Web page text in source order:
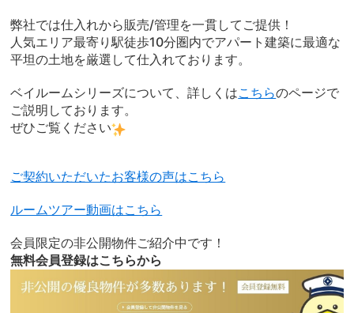
弊社では仕入れから販売/管理を一貫してご提供！
人気エリア最寄り駅徒歩10分圏内でアパート建築に最適な
平坦の土地を厳選して仕入れております。
ベイルームシリーズについて、詳しくはこちらのページで
ご説明しております。
ぜひご覧ください
ご契約いただいたお客様の声はこちら
ルームツアー動画はこちら
会員限定の非公開物件ご紹介中です！
無料会員登録はこちらから